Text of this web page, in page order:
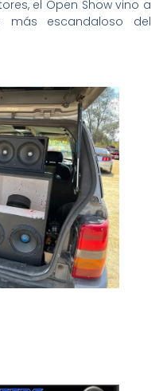
el Open Show vino a
más escandaloso del